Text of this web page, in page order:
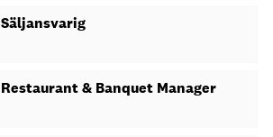
Säljansvarig
Restaurant & Banquet Manager